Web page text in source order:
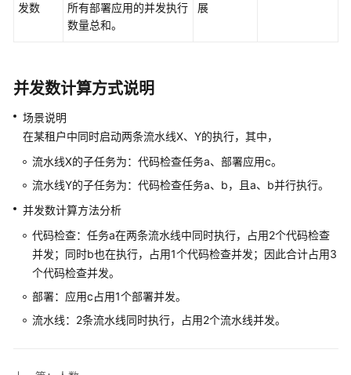
存
量
流
量
执
行
长
续
费
用
发数
所有部署应用的并发执行
数量总和。
展
并发数计算方式说明
场景说明
在某租户中同时启动两条流水线X、Y的执行，其中，
流水线X的子任务为：代码检查任务a、部署应用c。
流水线Y的子任务为：代码检查任务a、b，且a、b并行执行。
并发数计算方法分析
代码检查：任务a在两条流水线中同时执行，占用2个代码检查
并发；同时b也在执行，占用1个代码检查并发；因此合计占用3
个代码检查并发。
部署：应用c占用1个部署并发。
流水线：2条流水线同时执行，占用2个流水线并发。